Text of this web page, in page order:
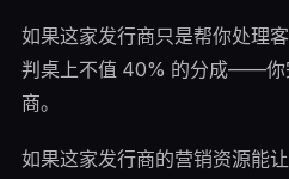
如果这家发行商只是帮你处理
判桌上不值 40% 的分成——你
商。
如果这家发行商的营销资源能